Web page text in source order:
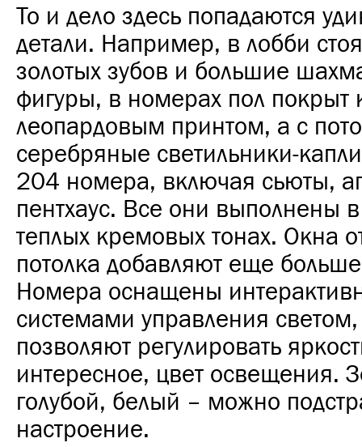
То и дело здесь попадаются
детали. Например, в лобби
золотых зубов и большие
фигуры, в номерах пол покрыт
леопардовым принтом, а с
серебряные светильники-
204 номера, включая сьюты,
пентхаус. Все они выполнены
теплых кремовых тонах. Окна
потолка добавляют еще
Номера оснащены
системами управления
позволяют регулировать
интересное, цвет освещения.
голубой, белый – можно
настроение.